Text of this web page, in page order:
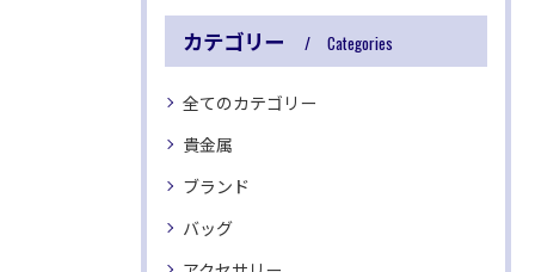
カテゴリー Categories
全てのカテゴリー
貴金属
ブランド
バッグ